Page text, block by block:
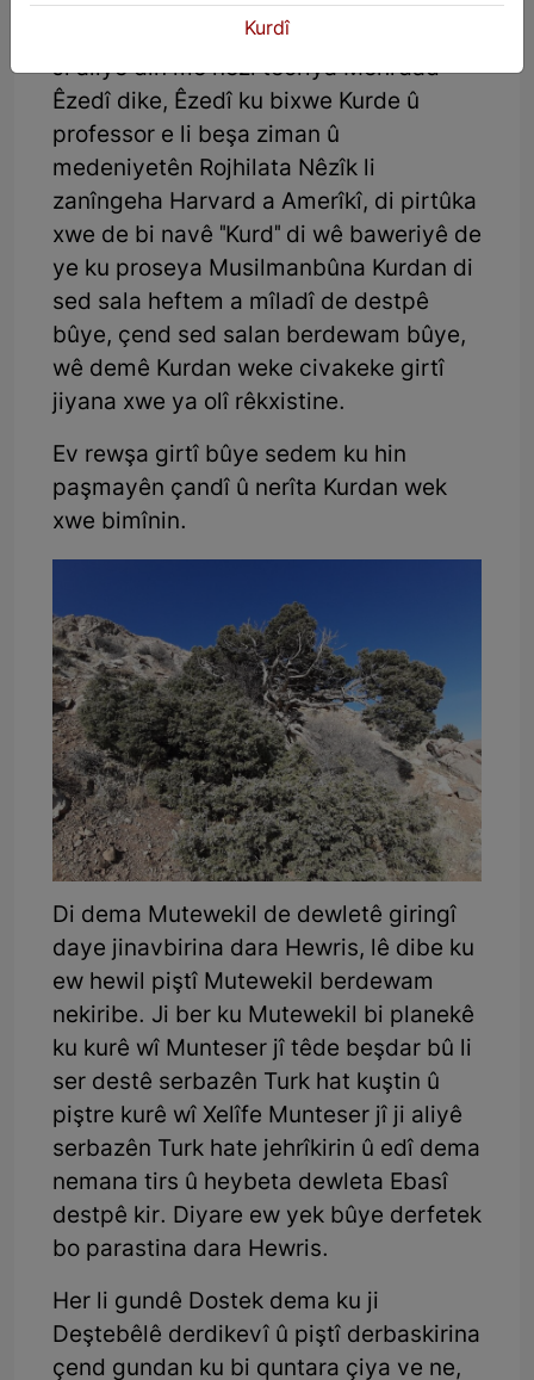
Ji aliyê din me nêzî teoriya Mêhrdad
Êzedî dike, Êzedî ku bixwe Kurde û
professor e li beşa ziman û
medeniyetên Rojhilata Nêzîk li
zanîngeha Harvard a Amerîkî, di pirtûka
xwe de bi navê "Kurd" di wê baweriyê de
ye ku proseya Musilmanbûna Kurdan di
sed sala heftem a mîladî de destpê
bûye, çend sed salan berdewam bûye,
wê demê Kurdan weke civakeke girtî
jiyana xwe ya olî rêkxistine.
Ev rewşa girtî bûye sedem ku hin
paşmayên çandî û nerîta Kurdan wek
xwe bimînin.
Di dema Mutewekil de dewletê giringî
daye jinavbirina dara Hewris, lê dibe ku
ew hewil piştî Mutewekil berdewam
nekiribe. Ji ber ku Mutewekil bi planekê
ku kurê wî Munteser jî têde beşdar bû li
ser destê serbazên Turk hat kuştin û
piştre kurê wî Xelîfe Munteser jî ji aliyê
serbazên Turk hate jehrîkirin û edî dema
nemana tirs û heybeta dewleta Ebasî
destpê kir. Diyare ew yek bûye derfetek
bo parastina dara Hewris.
Her li gundê Dostek dema ku ji
Deştebêlê derdikevî û piştî derbaskirina
çend gundan ku bi quntara çiya ve ne,
Kurdî